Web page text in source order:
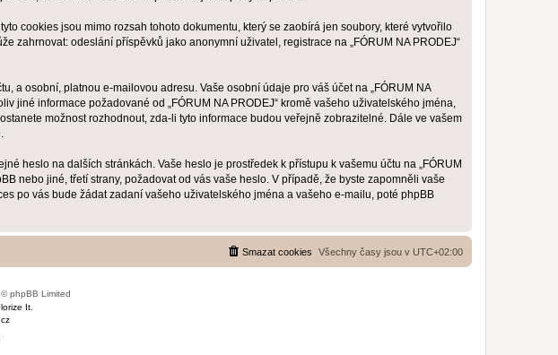
cookies jsou mimo rozsah tohoto dokumentu, který se zaobírá jen soubory, které vytvořilo
zahrnovat: odeslání příspěvků jako anonymní uživatel, registrace na „FÓRUM NA PRODEJ“
a osobní, platnou e-mailovou adresu. Vaše osobní údaje pro váš účet na „FÓRUM NA
jiné informace požadované od „FÓRUM NA PRODEJ“ kromě vašeho uživatelského jména,
možnost rozhodnout, zda-li tyto informace budou veřejně zobrazitelné. Dále ve vašem
heslo na dalších stránkách. Vaše heslo je prostředek k přístupu k vašemu účtu na „FÓRUM
nebo jiné, třetí strany, požadovat od vás vaše heslo. V případě, že byste zapomněli vaše
po vás bude žádat zadaní vašeho uživatelského jména a vašeho e-mailu, poté phpBB
Všechny časy jsou v UTC+02:00
Smazat cookies
phpBB Limited
It